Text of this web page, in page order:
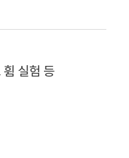
실험 등